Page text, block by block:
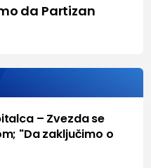
da Partizan
– Zvezda se
"Da zaključimo o